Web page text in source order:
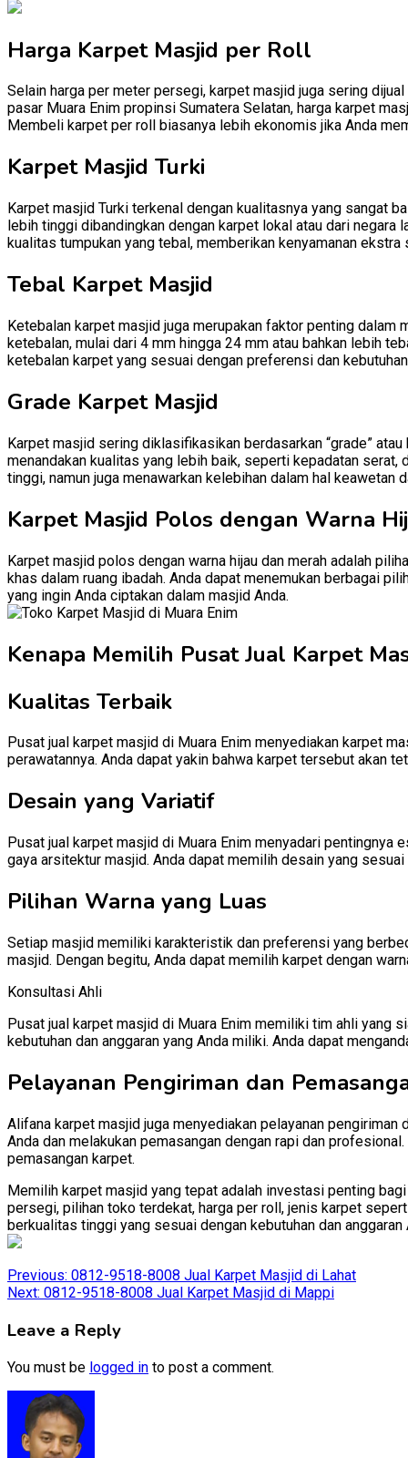
Harga Karpet Masjid per Roll
Selain harga per meter persegi, karpet masjid juga sering
pasar Muara Enim propinsi Sumatera Selatan, harga karpet
Membeli karpet per roll biasanya lebih ekonomis jika Anda
Karpet Masjid Turki
Karpet masjid Turki terkenal dengan kualitasnya yang sangat
lebih tinggi dibandingkan dengan karpet lokal atau dari negara
kualitas tumpukan yang tebal, memberikan kenyamanan
Tebal Karpet Masjid
Ketebalan karpet masjid juga merupakan faktor penting
ketebalan, mulai dari 4 mm hingga 24 mm atau bahkan lebih
ketebalan karpet yang sesuai dengan preferensi dan
Grade Karpet Masjid
Karpet masjid sering diklasifikasikan berdasarkan “grade”
menandakan kualitas yang lebih baik, seperti kepadatan
tinggi, namun juga menawarkan kelebihan dalam hal keawetan
Karpet Masjid Polos dengan Warna
Karpet masjid polos dengan warna hijau dan merah adalah
khas dalam ruang ibadah. Anda dapat menemukan berbagai
yang ingin Anda ciptakan dalam masjid Anda.
Kenapa Memilih Pusat Jual Karpet
Kualitas Terbaik
Pusat jual karpet masjid di Muara Enim menyediakan karpet
perawatannya. Anda dapat yakin bahwa karpet tersebut akan
Desain yang Variatif
Pusat jual karpet masjid di Muara Enim menyadari pentingnya
gaya arsitektur masjid. Anda dapat memilih desain yang
Pilihan Warna yang Luas
Setiap masjid memiliki karakteristik dan preferensi yang
masjid. Dengan begitu, Anda dapat memilih karpet dengan
Konsultasi Ahli
Pusat jual karpet masjid di Muara Enim memiliki tim ahli yang
kebutuhan dan anggaran yang Anda miliki. Anda dapat
Pelayanan Pengiriman dan
Alifana karpet masjid juga menyediakan pelayanan pengiriman
Anda dan melakukan pemasangan dengan rapi dan
pemasangan karpet.
Memilih karpet masjid yang tepat adalah investasi penting
persegi, pilihan toko terdekat, harga per roll, jenis karpet
berkualitas tinggi yang sesuai dengan kebutuhan dan
Post
navigation
Previous: 0812-9518-8008 Jual Karpet Masjid di Lahat
Next: 0812-9518-8008 Jual Karpet Masjid di Mappi
Leave a Reply
You must be logged in to post a comment.